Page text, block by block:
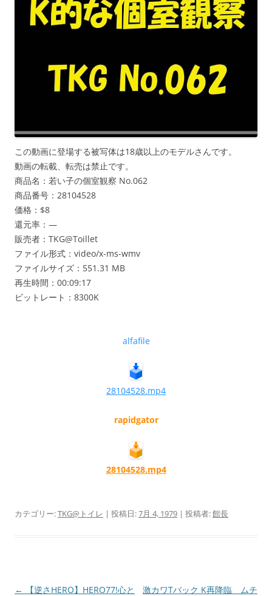
この動画に登場する被写体は18歳以上のモデルさんです。
動画の転載、転売は禁止です。
商品名：若い子の個室観察 No.062
商品番号：28104528
価格：$8
還元率：—
販売者：TKG@Toillet
ファイル形式：video/x-ms-wmv
ファイルサイズ：551.31 MB
再生時間：00:09:17
ビットレート：8300K
alfafile
28104528.mp4
rapidgator
28104528.mp4
カテゴリー:TKG@トイレ | 投稿日:7月 4, 1979 | 投稿者:館長
投
←
【逆さHERO】HERO77!心と
激カワTバック K再降臨 ムチ